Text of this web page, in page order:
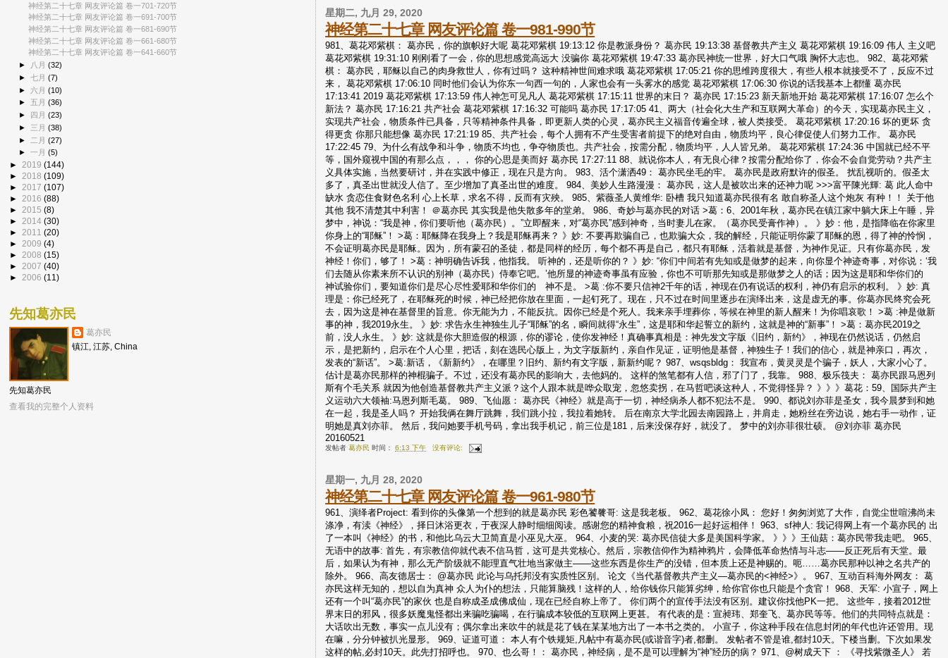
星期二, 九月 29, 2020
神经第二十七章 网友评论篇 卷一981-990节
981、葛花邓紫棋： 葛亦民，你的旗帜好大呢 葛花邓紫棋 19:13:12 你是教派身份？ 葛亦民 19:13:38 基督教共产主义 葛花邓紫棋 19:16:09 伟人 主义吧
葛花邓紫棋 19:31:10 刚刚看了一会，你的思想感觉高远大 没骗你 葛花邓紫棋 19:47:33 葛亦民神统一世界，好大口气哦 胸怀大志也。 982、葛花邓紫
棋： 葛亦民，耶稣以自己的肉身救世人，你有过吗？ 这种精神世间难求哦 葛花邓紫棋 17:05:21 你的思维跨度很大，有些人根本就接受不了，反应不过
来， 葛花邓紫棋 17:06:10 同时他们会认为你东一句西一句的，人家也会有一头雾水的感觉 葛花邓紫棋 17:06:30 你说的话我基本上都懂 葛亦民
17:13:41 2019 葛花邓紫棋 17:13:59 伟人神怎可见凡人 葛花邓紫棋 17:15:11 世界的末日？ 葛亦民 17:15:23 新天新地开始 葛花邓紫棋 17:16:07 怎么个
新法？ 葛亦民 17:16:21 共产社会 葛花邓紫棋 17:16:32 可能吗 葛亦民 17:17:05 41、两大（社会化大生产和互联网大革命）的今天，实现葛亦民主义，
实现共产社会，物质条件已具备，只等精神条件具备，即更新人类的心灵，葛亦民主义福音传遍全球，被人类接受。 葛花邓紫棋 17:20:16 坏的更坏 贪
得更贪 你那只能想像 葛亦民 17:21:19 85、共产社会，每个人拥有不产生受害者前提下的绝对自由，物质均平，良心律促使人们努力工作。 葛亦民
17:22:45 79、为什么有战争和斗争，物质不均也，争夺物质也。共产社会，按需分配，物质均平，人人皆兄弟。 葛花邓紫棋 17:24:36 中国就已经不平
等，国外窥视中国的有那么点，，， 你的心思是美而好 葛亦民 17:27:11 88、就说你本人，有无良心律？按需分配给你了，你会不会自觉劳动？共产主
义具体实施，当然要研讨，并在实践中修正，现在只是方向。 983、活个潇洒49： 葛亦民坐毛的牢。 葛亦民是政府默许的假圣。 扰乱视听的。假圣太
多了，真圣出世就没人信了。至少增加了真圣出世的难度。 984、美妙人生路漫漫： 葛亦民，这人是被吹出来的还神力呢 >>>富平陳光輝: 葛 此人命中
缺水 贪恋住食财色名利 心上长草，求名不得，反而有灾殃。 985、紫薇圣人黄维华: 卧槽 我只知道葛亦民很有名 敢自称圣人这个炮灰 有种！！ 关于他
其他 我不清楚其中利害！ ＠葛亦民 其实我是他失散多年的堂弟。 986、奇妙与葛亦民的对话 >葛：6、2001年秋，葛亦民在镇江家中躺大床上午睡，异
梦中，神说：“我是神，你们要听他（葛亦民）。”立即醒来，对“葛亦民”感到神奇，当时妻儿在家。（葛亦民受膏作神）。 》妙：他，是指降临在你家里
你身上的“耶稣”！ >葛：耶稣降在我身上？我是耶稣再来？ 》妙: 不要再欺骗自己，也欺骗大众，我的解经，只能证明你蒙了耶稣的恩，得了神的怜悯，
不会证明葛亦民是耶稣。因为，所有蒙召的圣徒，都是同样的经历，每个都不再是自己，都只有耶稣，活着就是基督，为神作见证。只有你葛亦民，发
神经！你们，够了！ >葛：神明确告诉我，他指我。 听神的，还是听你的？ 》妙: “你们中间若有先知或是做梦的起来，向你显个神迹奇事，对你说：‘我
们去随从你素来所不认识的别神（葛亦民）侍奉它吧。’他所显的神迹奇事虽有应验，你也不可听那先知或是那做梦之人的话；因为这是耶和华你们的
神试验你们，要知道你们是尽心尽性爱耶和华你们的 神不是。 >葛 :你不要只信神2千年的话，神现在仍有说话的权利，神仍有启示的权利。 》妙: 真
理是：你已经死了，在耶稣死的时候，神已经把你放在里面，一起钉死了。现在，只不过在时间里逐步在演绎出来，这是虚无的事。你葛亦民终究会死
去，因为这是神在基督里的旨意。你无能为力，不能反抗。因你已经是个死人。我来亲手埋葬你，等候在神里的新人醒来！为你唱哀歌！ >葛 :神是做新
事的神，我2019永生。 》妙: 求告永生神独生儿子“耶稣”的名，瞬间就得“永生”，这是耶和华起誓立的新约，这就是神的“新事”！ >葛：葛亦民2019之
前，没人永生。 》妙: 这就是你大胆造假的根源，你的谬论，使你发神经！真确事真相是：神先发文字版《旧约，新约》，神现在仍然说话，仍然启
示，是把新约，启示在个人心里，把话，刻在选民心版上，为文字版新约，亲自作见证，证明他是基督，神独生子！我们的信心，就是神亲口，再次，
发表的“新话”。 >葛:新话，《新新约》，在哪里？旧约、新约有文字版，新新约呢？ 987、wsqsbldg： 我宣布，黄灵灵是个骗子，妖人，大家小心了。
估计是葛亦民那样的神棍骗子。不过，还没有葛亦民的影响大，去他妈的。 这样的煞笔都有人信，邪了门了，我靠。 988、极乐筏夫： 葛亦民跟马恩列
斯有个毛关系 就因为他创造基督教共产主义派？这个人跟本就是哗众取宠，忽悠卖拐，在马哲吧谈这种人，不觉得怪异？ 》》》葛花：59、国际共产主
义运动六大领袖:马恩列斯毛葛。 989、飞仙愿： 葛亦民《神经》就是高于一切，神经病杀人都不犯法不是。 990、都说刘亦菲是圣女，我今晨梦到和她
在一起，我是圣人吗？ 开始我俩在舞厅跳舞，我们跳小拉，我拉着她转。 后在南京大学北园去南园路上，并肩走，她粉丝在旁边说，她右手一动作，证
明她是真刘亦菲。 然后，我问她要手机号码，拿出我手机记，前三位是181，后来没保存好，就没了。 梦中的刘亦菲很壮硕。 @刘亦菲 葛亦民
20160521
发帖者葛亦民 时间：6:13 下午 没有评论:
星期一, 九月 28, 2020
神经第二十七章 网友评论篇 卷一961-980节
961、演绎者Project: 看到你的头像第一个想到的就是葛亦民 彩色饕餮哥: 这是我老板。 962、葛花徐小凤： 您好！匆匆浏览了大作，自觉尘世喧沸尚未
涤净，有渎《神经》，择日沐浴更衣，于夜深人静时细细阅读。感谢您的精神食粮，祝2016一起好运相伴！ 963、sf神人: 我记得网上有一个葛亦民的 出
了一本叫《神经》的书，和他比乌云大卫简直是小巫见大巫。 964、小麦的哭: 葛亦民信徒大多是美国科学家。 》》》王仙菇：葛亦民带我走吧。 965、
无语中的故事: 首先，有宗教信仰就代表不信马哲，这可是共党核心。然后，宗教信仰作为精神鸦片，会降低革命热情与斗志——反正死后有天堂。最
后，如果认为有神，那么无产阶级就不能理直气壮地当家做主——这些东西是你生产的没错，但本质上还是神赐的。呃……葛亦民那种以神之名共产的
除外。 966、高友德居士： @葛亦民 此论与乌托邦没有实质性区别。 论文《当代基督教共产主义—葛亦民的<神经>》。 967、互动百科海外网友： 葛
亦民这样无知的，想以自为真神 众人为仆的想法，只能算脑残！这样的人，给你钱你只能算劣绅，给你官你也只能是个贪官！ 968、天军: 小宣子，网上
还有一个叫“葛亦民”的家伙 也是自称成圣成佛成仙，现在已经自称上帝了。 你们两个的宣传手法没有区别。建议你找他PK一把。 这些年，接着2012世
界末日的邪风，很多妖魔鬼怪都出来骗吃骗喝，在行骗成本较低的互联网上更甚。 有代表的是：宣昶玮、郑奎飞、葛亦民等等。他们的共同特点就是：
大话吹出无数，事实一点儿没有；偶尔拿出来吹牛的就是花了钱在某某地方出了一本书之类的。 小宣子，你这种手段在信息封闭的年代也许还管用。现
在嘛，分分钟被扒光显形。 969、证道可道： 本人有个铁规矩,凡帖中有葛亦民(或谐音字)者,都删。 发帖者不管是谁,都封10天。下楼当删。下次如果发
这样的帖,必封10天。此先打招呼也。 970、也么哥！： 葛亦民，神经病，是不是可以理解为“神”经历的病？ 971、@树成天下 ： 《寻找紫微圣人》 若
神经第二十七章 网友评论篇 卷一701-720节
神经第二十七章 网友评论篇 卷一691-700节
神经第二十七章 网友评论篇 卷一681-690节
神经第二十七章 网友评论篇 卷一661-680节
神经第二十七章 网友评论篇 卷一641-660节
►
八月(32)
►七月(7)
► 六月(10)
► 五月(36)
► 四月(23)
► 三月(38)
►
二月(27)
►一月(5)
► 2019 (144)
► 2018 (109)
► 2017 (107)
► 2016 (88)
► 2015 (8)
► 2014 (30)
► 2011 (20)
► 2009 (4)
► 2008 (15)
► 2007 (40)
► 2006 (11)
先知葛亦民
葛亦民
镇江, 江苏, China
先知葛亦民
查看我的完整个人资料